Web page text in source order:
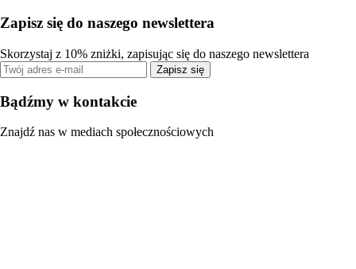
Zapisz się do naszego newslettera
Skorzystaj z 10% zniżki, zapisując się do naszego newslettera
Zapisz się
Bądźmy w kontakcie
Znajdź nas w mediach społecznościowych